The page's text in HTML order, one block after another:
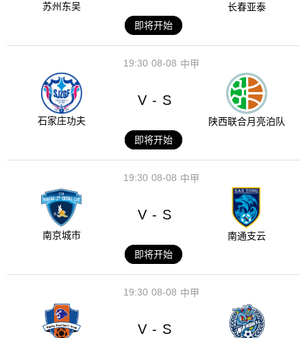
苏州东吴
长春亚泰
即将开始
08-08
19:30 中甲
石家庄功夫
V - S
陕西联合月亮泊队
即将开始
08-08
19:30 中甲
南京城市
V - S
南通支云
即将开始
08-08
19:30 中甲
V - S